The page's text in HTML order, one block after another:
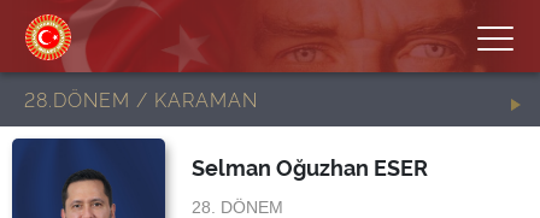
28.DÖNEM / KARAMAN
Selman Oğuzhan ESER
28. DÖNEM